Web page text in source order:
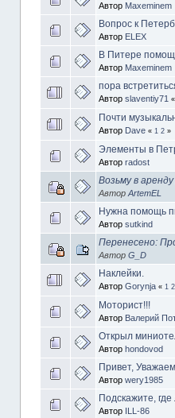
Автор Maxeminem
Вопрос к
Автор ELEX
В Питере
Автор Maxeminem
пора
Автор slaventiy71 «
Почти
Автор Dave « 1 2»
Элементы в
Автор radost
Возьму в
АвторArtemEL
Нужна помощь
Автор sutkind
Перенесено:
Автор G_D
Наклейки.
Автор Gorynja « 1 2
Моторист!!!
Автор Валерий
Открыл
Автор hondovod
Привет,
Автор wery1985
Подскажите,
Автор ILL-86